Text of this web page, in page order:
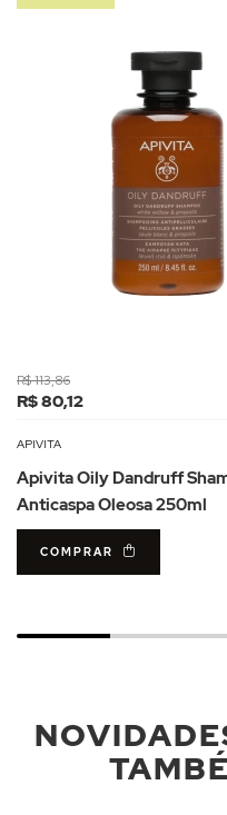
R$ 80,12
R$ 113,86
APIVITA
Apivita Oily Dandruff
Anticaspa Oleosa 250ml
COMPRAR